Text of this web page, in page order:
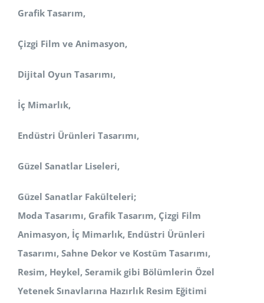
Grafik Tasarım,
Çizgi Film ve Animasyon,
Dijital Oyun Tasarımı,
İç Mimarlık,
Endüstri Ürünleri Tasarımı,
Güzel Sanatlar Liseleri,
Güzel Sanatlar Fakülteleri;
Moda Tasarımı, Grafik Tasarım, Çizgi Film
Animasyon, İç Mimarlık, Endüstri Ürünleri
Tasarımı, Sahne Dekor ve Kostüm Tasarımı,
Resim, Heykel, Seramik gibi Bölümlerin Özel
Yetenek Sınavlarına Hazırlık Resim Eğitimi